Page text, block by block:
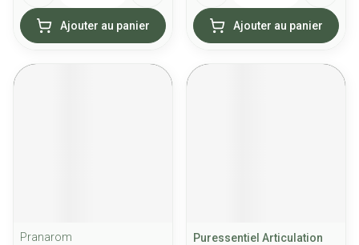
Ajouter au panier Ajouter au panier
Pranarom
Puressentiel Articulation